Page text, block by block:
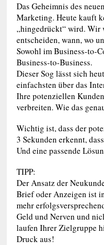
Das Geheimnis des
Marketing. Heute kauft
„hingedrückt“ wird. Wir
entscheiden, wann, wo
Sowohl im Business-to-
Business-to-Business.
Dieser Sog lässt sich
einfachsten über das
Ihre potenziellen
verbreiten. Wie das
Wichtig ist, dass der
3 Sekunden erkennt,
Und eine passende
TIPP:
Der Ansatz der
Brief oder Anzeigen ist
mehr
Geld und Nerven und
laufen Ihrer Zielgruppe
Druck aus!